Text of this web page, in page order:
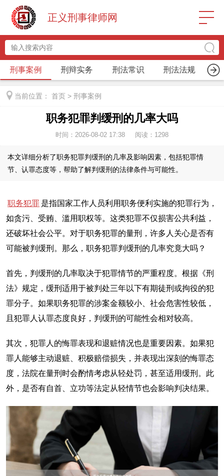
正义刑事律师网
刑事案例 刑辩实务 刑法常识 刑法法规
当前位置： 首页 > 刑事案例
职务犯罪判缓刑的几率大吗
时间：2026-08-02 17:38 阅读： 1298
本文详细分析了职务犯罪判缓刑的几率及影响因素，包括犯罪情
节、认罪态度等，帮助了解判缓刑的法律条件与可能性。
职务犯罪 是指国家工作人员利用职务便利实施的犯罪行为，
如贪污、受贿、滥用职权等。这类犯罪不仅损害公共利益，
还破坏社会公平。对于职务犯罪的量刑，许多人关心是否有
可能被判缓刑。那么，职务犯罪判缓刑的几率究竟大吗？
首先，判缓刑的几率取决于犯罪情节的严重程度。根据《刑
法》规定，缓刑适用于被判处三年以下有期徒刑或拘役的犯
罪分子。如果职务犯罪的涉案金额较小、社会危害性较低，
且犯罪人认罪态度良好，判缓刑的可能性会相对较高。
其次，犯罪人的悔罪表现和退赃情况也是重要因素。如果犯
罪人能够主动退赃、积极赔偿损失，并表现出深刻的悔罪态
度，法院在量刑时会酌情考虑从轻处罚，甚至适用缓刑。此
外，是否有自首、立功等法定从轻情节也会影响判决结果。